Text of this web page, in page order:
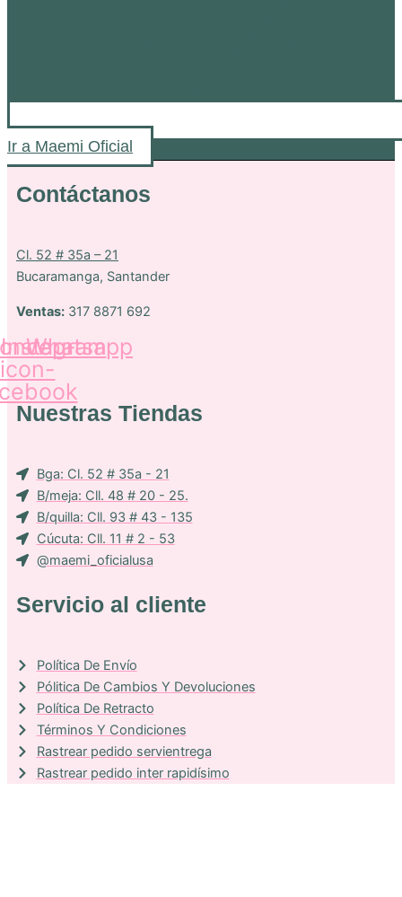
Ir a Maemi Oficial
Contáctanos
Cl. 52 # 35a – 21
Bucaramanga, Santander
Ventas: 317 8871 692
icon-
Instagram
Whatsapp
Nuestras Tiendas
Bga: Cl. 52 # 35a - 21
B/meja: Cll. 48 # 20 - 25.
B/quilla: Cll. 93 # 43 - 135
Cúcuta: Cll. 11 # 2 - 53
@maemi_oficialusa
Servicio al cliente
Política De Envío
Pólitica De Cambios Y Devoluciones
Política De Retracto
Términos Y Condiciones
Rastrear pedido servientrega
Rastrear pedido inter rapidísimo